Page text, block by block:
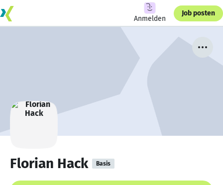
Anmelden
Job posten
Florian Hack Basis